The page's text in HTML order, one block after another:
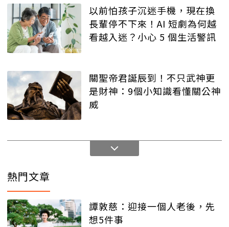
以前怕孩子沉迷手機，現在換
長輩停不下來！AI 短劇為何越
看越入迷？小心 5 個生活警訊
關聖帝君誕辰到！不只武神更
是財神：9個小知識看懂關公神
威
熱門文章
譚敦慈：迎接一個人老後，先
想5件事